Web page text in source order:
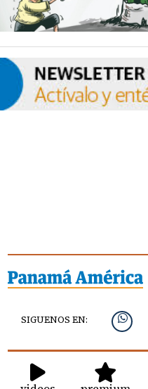
SIGUENOS EN: